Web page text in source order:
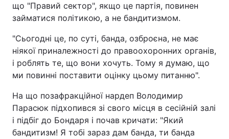
що "Правий сектор", якщо це партія, повинен
займатися політикою, а не бандитизмом.
"Сьогодні це, по суті, банда, озброєна, не має
ніякої приналежності до правоохоронних органів,
і роблять те, що вони хочуть. Тому я думаю, що
ми повинні поставити оцінку цьому питанню".
На що позафракційної нардеп Володимир
Парасюк підхопився зі свого місця в сесійній залі
і підбіг до Бондаря і почав кричати: "Який
бандитизм! Я тобі зараз дам банда, ти банда